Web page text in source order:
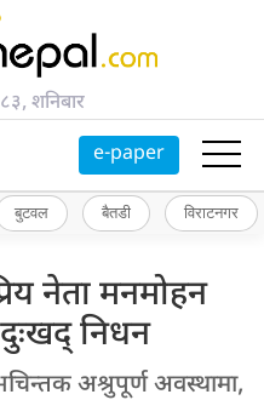
शनिबार
e-paper
बुटवल बैतडी विराटनगर
नेता मनमोहन
निधन
अश्रुपूर्ण अवस्थामा,